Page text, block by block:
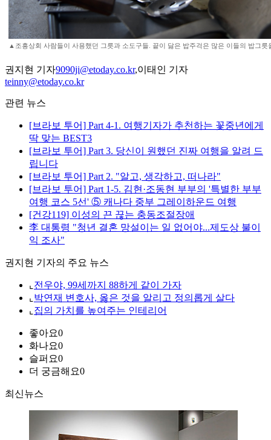
▲조흥상회 사람들이 사용했던 그릇과 소도구들. 끝이 닳은 밥주걱은 많은 이들의 밥그릇
권지현 기자9090ji@etoday.co.kr,이태인 기자
teinny@etoday.co.kr
관련 뉴스
[브라보 투어] Part 4-1. 여행기자가 추천하는 꽃중년에게
딱 맞는 BEST3
[브라보 투어] Part 3. 당신이 원했던 진짜 여행을 알려 드
립니다
[브라보 투어] Part 2. "알고, 생각하고, 떠나라"
[브라보 투어] Part 1-5. 김현·조동현 부부의 '특별한 부부
여행 코스 5선' ⑤ 캐나다 중부 그레이하운드 여행
[건강119] 이성의 끈 끊는 충동조절장애
李 대통령 "청년 결혼 망설이는 일 없어야...제도상 불이
익 조사"
권지현 기자의 주요 뉴스
⌞ 전우야, 99세까지 88하게 같이 가자
⌞ 박연재 변호사, 옳은 것을 알리고 정의롭게 살다
⌞ 집의 가치를 높여주는 인테리어
좋아요0
화나요0
슬퍼요0
더 궁금해요0
최신뉴스